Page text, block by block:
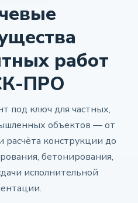
работ
ПРО
под ключ для частных,
объектов — от
расчёта конструкции до
бетонирования,
исполнительной